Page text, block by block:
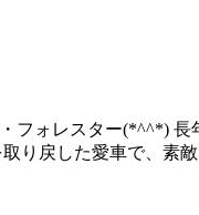
フォレスター(*^^*)
り戻した愛車で、素